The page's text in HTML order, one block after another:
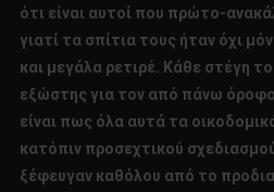
ότι είναι αυτοί που πρώτο-
γιατί τα σπίτια τους ήταν όχι
και μεγάλα ρετιρέ. Κάθε στέγη
εξώστης για τον από πάνω
είναι πως όλα αυτά τα
κατόπιν προσεχτικού
ξέφευγαν καθόλου από το